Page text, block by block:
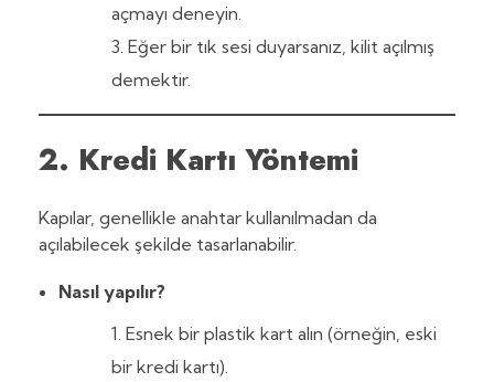
açmayı deneyin.
Eğer bir tık sesi duyarsanız, kilit açılmış
demektir.
2. Kredi Kartı Yöntemi
Kapılar, genellikle anahtar kullanılmadan da
açılabilecek şekilde tasarlanabilir.
Nasıl yapılır?
Esnek bir plastik kart alın (örneğin, eski
bir kredi kartı).